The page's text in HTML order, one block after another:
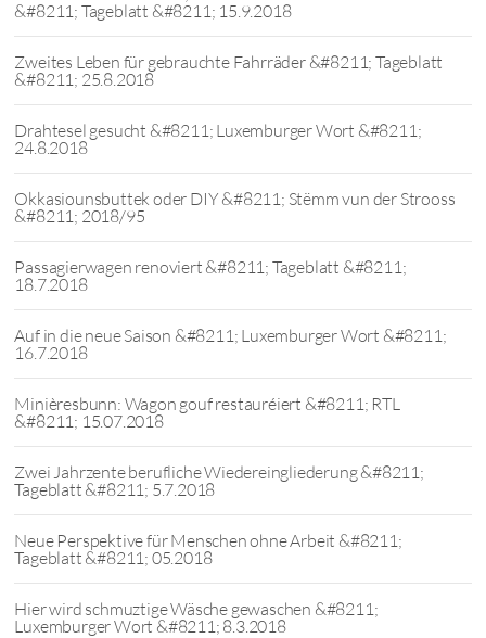
&#8211; Tageblatt &#8211; 15.9.2018
Zweites Leben für gebrauchte Fahrräder &#8211; Tageblatt
&#8211; 25.8.2018
Drahtesel gesucht &#8211; Luxemburger Wort &#8211;
24.8.2018
Okkasiounsbuttek oder DIY &#8211; Stëmm vun der Strooss
&#8211; 2018/95
Passagierwagen renoviert &#8211; Tageblatt &#8211;
18.7.2018
Auf in die neue Saison &#8211; Luxemburger Wort &#8211;
16.7.2018
Minièresbunn: Wagon gouf restauréiert &#8211; RTL
&#8211; 15.07.2018
Zwei Jahrzente berufliche Wiedereingliederung &#8211;
Tageblatt &#8211; 5.7.2018
Neue Perspektive für Menschen ohne Arbeit &#8211;
Tageblatt &#8211; 05.2018
Hier wird schmuztige Wäsche gewaschen &#8211;
Luxemburger Wort &#8211; 8.3.2018